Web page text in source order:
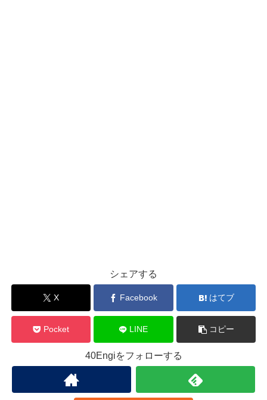
シェアする
X Facebook はてブ
Pocket LINE コピー
40Engiをフォローする